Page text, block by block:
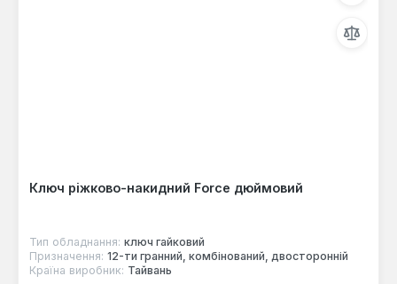
Ключ ріжково-накидний Force дюймовий
Тип обладнання: ключ гайковий
Призначення: 12-ти гранний, комбінований, двосторонній
Країна виробник: Тайвань